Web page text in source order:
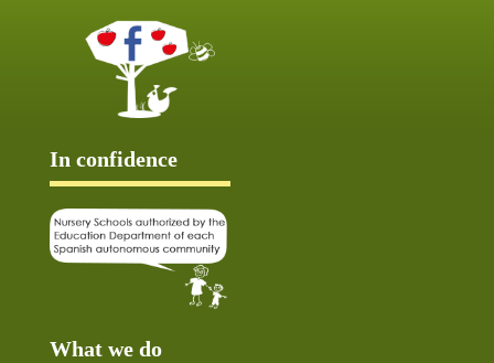
In confidence
What we do